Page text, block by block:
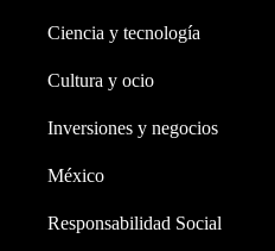
Ciencia y tecnología
Cultura y ocio
Inversiones y negocios
México
Responsabilidad Social